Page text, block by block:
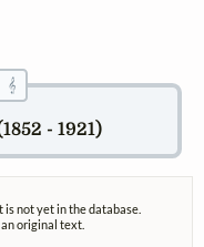
𝄞
- 1921)
not yet in the database.
original text.